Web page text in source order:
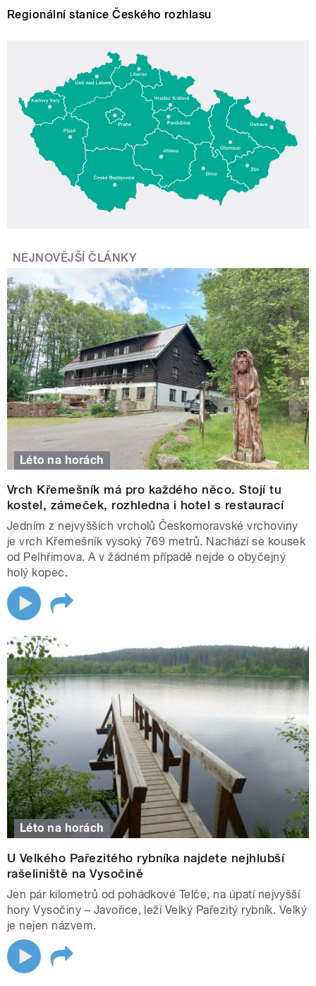
Regionální stanice Českého rozhlasu
NEJNOVĚJŠÍ ČLÁNKY
Léto na horách
Vrch Křemešník má pro každého něco. Stojí tu
kostel, zámeček, rozhledna i hotel s restaurací
Jedním z nejvyšších vrcholů Českomoravské vrchoviny
je vrch Křemešník vysoký 769 metrů. Nachází se kousek
od Pelhřimova. A v žádném případě nejde o obyčejný
holý kopec.
Léto na horách
U Velkého Pařezitého rybníka najdete nejhlubší
rašeliniště na Vysočině
Jen pár kilometrů od pohádkové Telče, na úpatí nejvyšší
hory Vysočiny – Javořice, leží Velký Pařezitý rybník. Velký
je nejen názvem.